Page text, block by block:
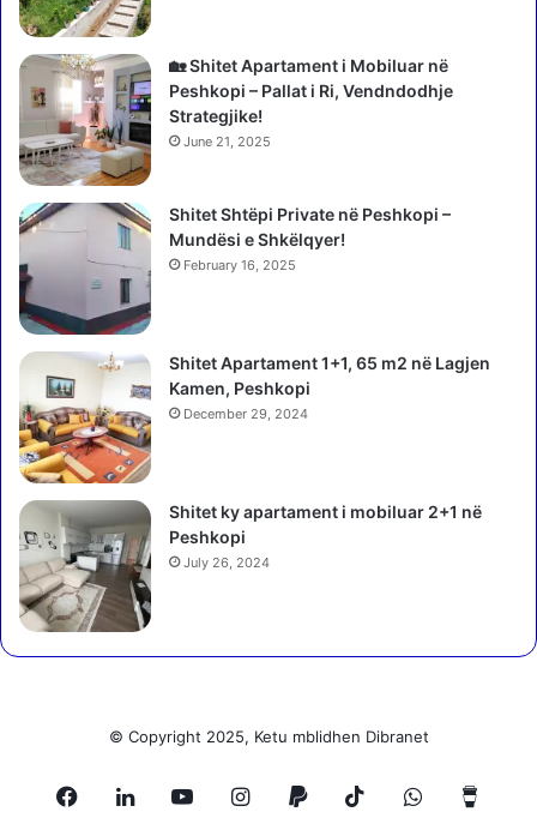
b
u
l
e
m
i
n
e
v
a
z
s
ë
b
u
g
,
G
K
K
O
r
z
n
k
ë
k
e
s
ë
n
🏡 Shitet Apartament i Mobiluar në
Peshkopi – Pallat i Ri, Vendndodhje
Strategjike!
June 21, 2025
Shitet Shtëpi Private në Peshkopi –
Mundësi e Shkëlqyer!
February 16, 2025
Shitet Apartament 1+1, 65 m2 në Lagjen
Kamen, Peshkopi
December 29, 2024
Shitet ky apartament i mobiluar 2+1 në
Peshkopi
July 26, 2024
© Copyright 2025, Ketu mblidhen Dibranet
Facebook
LinkedInYouTubeInstagram
Paypal TikTokWhatsApp